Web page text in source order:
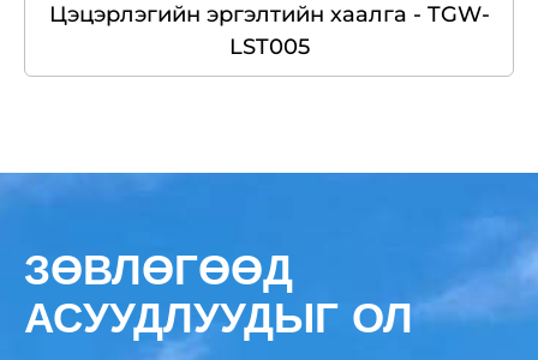
Цэцэрлэгийн эргэлтийн хаалга - TGW-
LST005
ЗӨВЛӨГӨӨД
АСУУДЛУУДЫГ ОЛ